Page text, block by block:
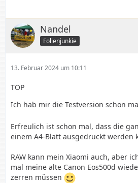
Nandel
Folienjunkie
13. Februar 2024 um 10:11
TOP
Ich hab mir die Testversion schon
Erfreulich ist schon mal, dass die
einem A4-Blatt ausgedruckt werden
RAW kann mein Xiaomi auch, aber
mal meine alte Canon Eos500d
zerren müssen